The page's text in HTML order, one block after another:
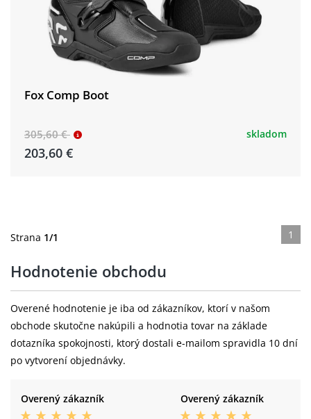
Fox Comp Boot
305,60 €
203,60 €
skladom
Strana 1/1 1
Hodnotenie obchodu
Overené hodnotenie je iba od zákazníkov, ktorí v našom
obchode skutočne nakúpili a hodnotia tovar na základe
dotazníka spokojnosti, ktorý dostali e-mailom spravidla 10 dní
po vytvorení objednávky.
Overený zákazník Overený zákazník